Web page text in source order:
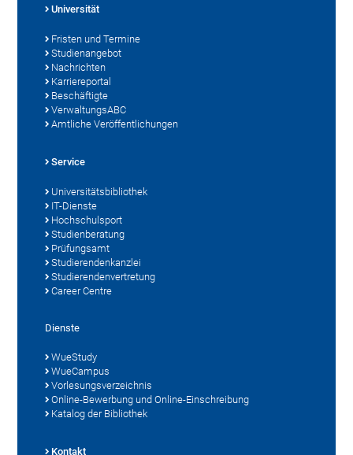
Universität
Fristen und Termine
Studienangebot
Nachrichten
Karriereportal
Beschäftigte
VerwaltungsABC
Amtliche Veröffentlichungen
Service
Universitätsbibliothek
IT-Dienste
Hochschulsport
Studienberatung
Prüfungsamt
Studierendenkanzlei
Studierendenvertretung
Career Centre
Dienste
WueStudy
WueCampus
Vorlesungsverzeichnis
Online-Bewerbung und Online-Einschreibung
Katalog der Bibliothek
Kontakt